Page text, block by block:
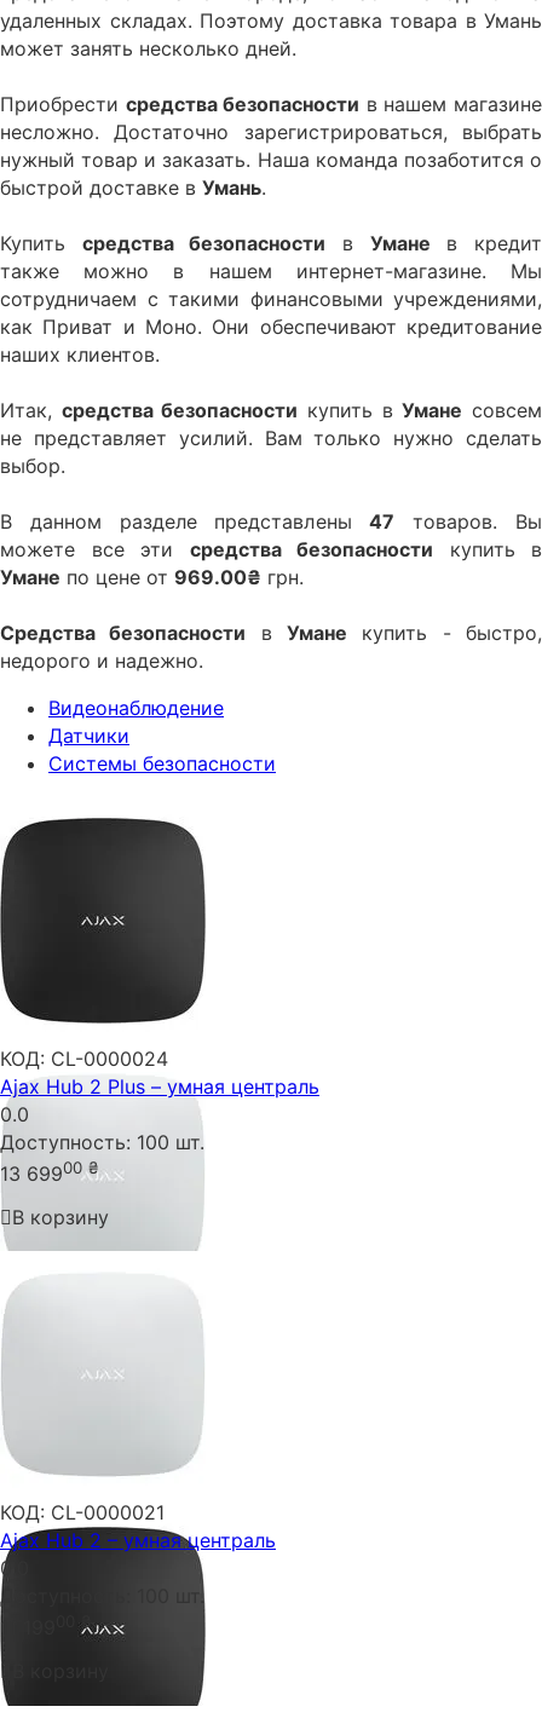
удаленных складах. Поэтому доставка товара в Умань
может занять несколько дней.
Приобрести средства безопасности в нашем магазине
несложно. Достаточно зарегистрироваться, выбрать
нужный товар и заказать. Наша команда позаботится о
быстрой доставке в Умань.
Купить средства безопасности в Умане в кредит
также можно в нашем интернет-магазине. Мы
сотрудничаем с такими финансовыми учреждениями,
как Приват и Моно. Они обеспечивают кредитование
наших клиентов.
Итак, средства безопасности купить вУмане совсем
не представляет усилий. Вам только нужно сделать
выбор.
В данном разделе представлены47 товаров. Вы
можете все эти средства безопасности купить в
Умане по цене от 969.00₴ грн.
Средства безопасности вУмане купить - быстро,
недорого и надежно.
Видеонаблюдение
Датчики
Системы безопасности
КОД: CL-0000024
Ajax Hub 2 Plus – умная централь
0.0
Доступность: 100 шт.
13 69900 ₴
В корзину
КОД: CL-0000021
Ajax Hub 2 – умная централь
0.0
Доступность:
100 шт.
₴